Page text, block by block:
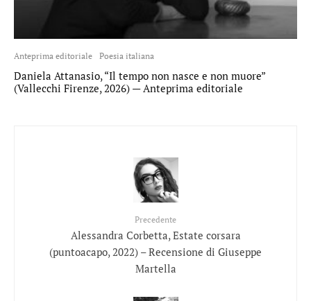
Anteprima editoriale Poesia italiana
Daniela Attanasio, “Il tempo non nasce e non muore”
(Vallecchi Firenze, 2026) — Anteprima editoriale
Precedente
Alessandra Corbetta, Estate corsara
(puntoacapo, 2022) – Recensione di Giuseppe
Martella